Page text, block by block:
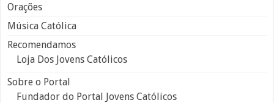
Orações
Música Católica
Recomendamos
Loja Dos Jovens Católicos
Sobre o Portal
Fundador do Portal Jovens Católicos